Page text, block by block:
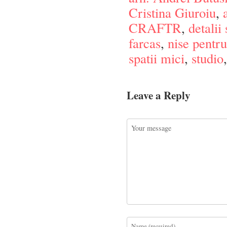
Cristina Giuroiu,
CRAFTR, detalii
farcas, nise
spatii mici, studio
Leave a Reply